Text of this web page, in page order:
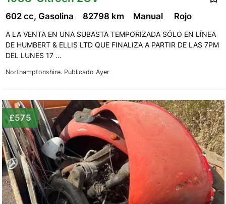
Northamptonshire. Publicado Ayer
602 cc, Gasolina 82798 km Manual Rojo
A LA VENTA EN UNA SUBASTA TEMPORIZADA SÓLO EN LÍNEA
DE HUMBERT & ELLIS LTD QUE FINALIZA A PARTIR DE LAS 7PM
DEL LUNES 17 …
£575